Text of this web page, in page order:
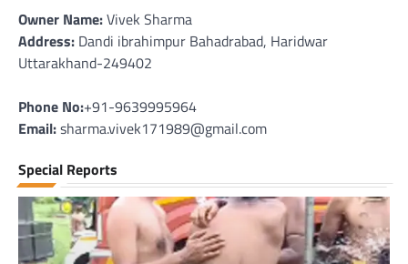
Owner Name:Vivek Sharma
Address: Dandi ibrahimpur Bahadrabad, Haridwar
Uttarakhand-249402
Phone No:+91-9639995964
Email:sharma.vivek171989@gmail.com
Special Reports